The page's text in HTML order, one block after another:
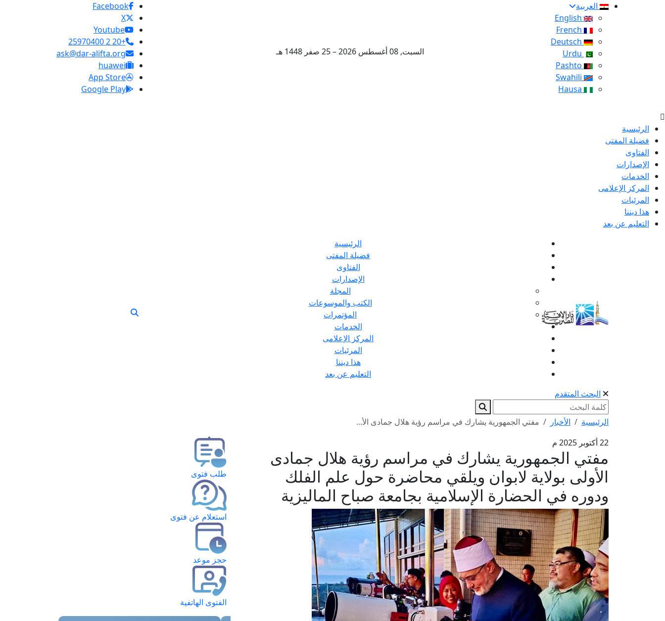
العربية
السبت, 08 أغسطس 2026 – 25 صفر 1448 هـ
Facebook
X
Youtube
+20 2 25970400
ask@dar-alifta.org
huawei
App Store
Google Play
الرئيسية
فضيلة المفتى
الفتاوى
الإصدارات
الخدمات
المركز الإعلامى
المرئيات
هذا ديننا
التعليم عن بعد
الرئيسية
فضيلة المفتى
الفتاوى
الإصدارات
المجلة
الكتب والموسوعات
المؤتمرات
الخدمات
المركز الإعلامى
المرئيات
هذا ديننا
التعليم عن بعد
البحث المتقدم
الرئيسية الأخبار
مفتي الجمهورية يشارك في مراسم رؤية هلال جمادى الأ...
22 أكتوبر 2025 م
مفتي الجمهورية يشارك في مراسم رؤية هلال جمادى
الأولى بولاية لابوان ويلقي محاضرة حول علم الفلك
ودوره في الحضارة الإسلامية بجامعة صباح الماليزية
طلب فتوى
استعلام عن فتوى
حجز موعد
الفتوى الهاتفية